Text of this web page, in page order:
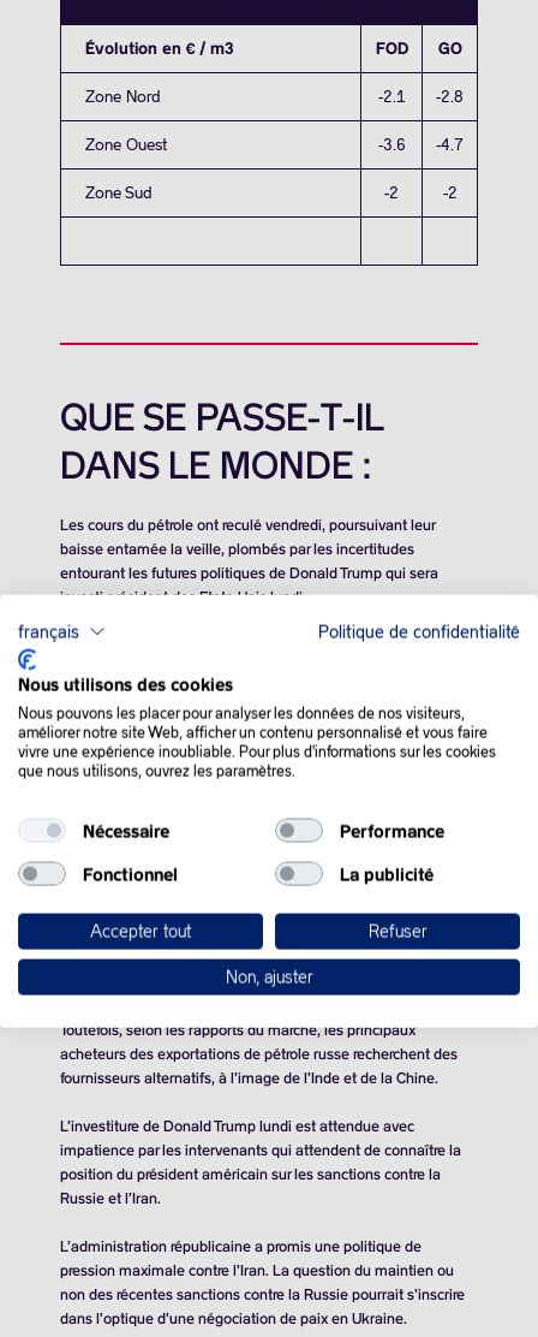
Évolution en € / m3 FOD GO
Zone Nord -2.1 -2.8
Zone Ouest -3.6 -4.7
Zone Sud -2 -2
QUE SE PASSE-T-IL
DANS LE MONDE :
Les cours du pétrole ont reculé vendredi, poursuivant leur
baisse entamée la veille, plombés par les incertitudes
entourant les futures politiques de Donald Trump qui sera
investi président des Etats-Unis lundi.
A l’approche du week-end, il semblerait que nous assistions à
ont été globalement orientés à la hausse du fait d’une
semaine assez chargée en termes d’incertitude et de nouvelles
concernant les sanctions contre la Russie.
annoncé des mesures contre la Russie, sanctionnant plus de
180 navires ainsi que les grandes compagnies pétrolières
russes Gazprom Neft et Surgutneftegas.
Après le choc et l’inquiétude, il est possible qu’un peu de
réalité s’installe, à savoir que le brut russe trouvera toujours son
chemin vers le marché, ce qui expliquerait la relative baisse
Toutefois, selon les rapports du marché, les principaux
acheteurs des exportations de pétrole russe recherchent des
fournisseurs alternatifs, à l’image de l’Inde et de la Chine.
L’investiture de Donald Trump lundi est attendue avec
impatience par les intervenants qui attendent de connaître la
position du président américain sur les sanctions contre la
Russie et l’Iran.
L’administration républicaine a promis une politique de
pression maximale contre l’Iran. La question du maintien ou
non des récentes sanctions contre la Russie pourrait s’inscrire
dans l’optique d’une négociation de paix en Ukraine.
français Politique de confidentialité
Nous utilisons des cookies
Nous pouvons les placer pour analyser les données de nos visiteurs,
améliorer notre site Web, afficher un contenu personnalisé et vous faire
vivre une expérience inoubliable. Pour plus d'informations sur les cookies
que nous utilisons, ouvrez les paramètres.
Nécessaire Performance
Fonctionnel La publicité
Accepter tout Refuser
Non, ajuster